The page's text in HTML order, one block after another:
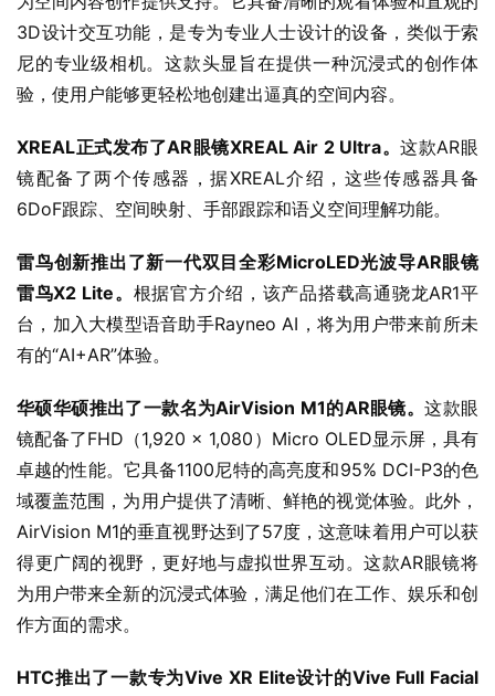
3D设计交互功能，是专为专业人士设计的设备，类似于索
尼的专业级相机。这款头显旨在提供一种沉浸式的创作体
验，使用户能够更轻松地创建出逼真的空间内容。
XREAL正式发布了AR眼镜XREAL Air 2 Ultra。这款AR眼
镜配备了两个传感器，据XREAL介绍，这些传感器具备
6DoF跟踪、空间映射、手部跟踪和语义空间理解功能。
雷鸟创新推出了新一代双目全彩MicroLED光波导AR眼镜
雷鸟X2 Lite。 根据官方介绍，该产品搭载高通骁龙AR1平
台，加入大模型语音助手Rayneo AI，将为用户带来前所未
有的“AI+AR”体验。
华硕华硕推出了一款名为AirVision M1的AR眼镜。这款眼
镜配备了FHD（1,920 x 1,080）Micro OLED显示屏，具有
卓越的性能。它具备1100尼特的高亮度和95% DCI-P3的色
域覆盖范围，为用户提供了清晰、鲜艳的视觉体验。此外，
AirVision M1的垂直视野达到了57度，这意味着用户可以获
得更广阔的视野，更好地与虚拟世界互动。这款AR眼镜将
为用户带来全新的沉浸式体验，满足他们在工作、娱乐和创
作方面的需求。
HTC推出了一款专为Vive XR Elite设计的Vive Full Facial